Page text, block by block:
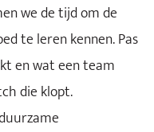
we de tijd om de
te leren kennen. Pas
en wat een team
die klopt.